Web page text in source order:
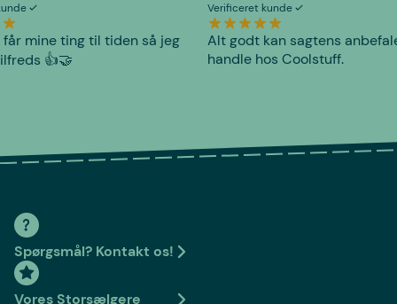
får mine ting til tiden så jeg
👍🤝
Verificeret kunde
Alt godt kan sagtens
handle hos Coolstuff.
Spørgsmål? Kontakt os!
Vores Storsælgere